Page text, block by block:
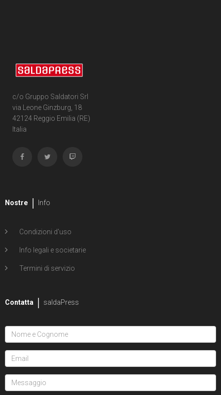
c/o Gruppo Saldatori Srl
via Leone Ginzburg, 18
42124 Reggio Emilia (RE)
Italia
Nostre Info
Condizioni d'uso
Info legali e societarie
Termini di servizio
Contatta saldaPress